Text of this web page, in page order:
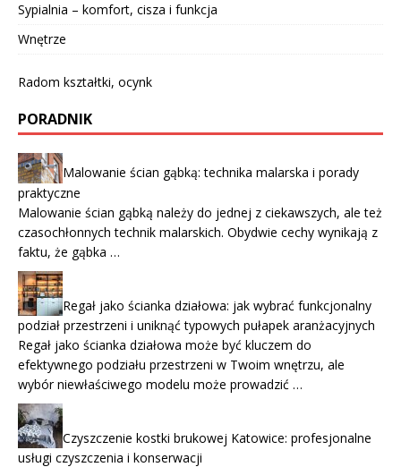
Sypialnia – komfort, cisza i funkcja
Wnętrze
Radom kształtki, ocynk
PORADNIK
Malowanie ścian gąbką: technika malarska i porady
praktyczne
Malowanie ścian gąbką należy do jednej z ciekawszych, ale też
czasochłonnych technik malarskich. Obydwie cechy wynikają z
faktu, że gąbka …
Regał jako ścianka działowa: jak wybrać funkcjonalny
podział przestrzeni i uniknąć typowych pułapek aranżacyjnych
Regał jako ścianka działowa może być kluczem do
efektywnego podziału przestrzeni w Twoim wnętrzu, ale
wybór niewłaściwego modelu może prowadzić …
Czyszczenie kostki brukowej Katowice: profesjonalne
usługi czyszczenia i konserwacji